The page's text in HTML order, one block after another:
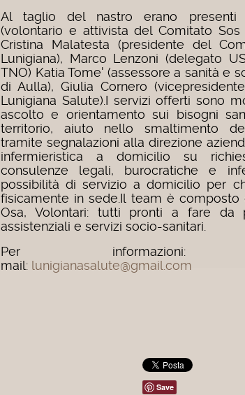
Al taglio del nastro erano presenti
(volontario e attivista del Comitato Sos
Cristina Malatesta (presidente del
Lunigiana), Marco Lenzoni (delegato
TNO) Katia Tome' (assessore a sanità e
di Aulla), Giulia Cornero
Lunigiana Salute).I servizi offerti sono
ascolto e orientamento sui bisogni
territorio, aiuto nello smaltimento
tramite segnalazioni alla direzione
infermieristica a domicilio su
consulenze legali, burocratiche e
possibilità di servizio a domicilio per
fisicamente in sede.Il team è composto
Osa, Volontari: tutti pronti a fare da
assistenziali e servizi socio-sanitari.
Per informazioni:
mail: lunigianasalute@gmail.com
Save